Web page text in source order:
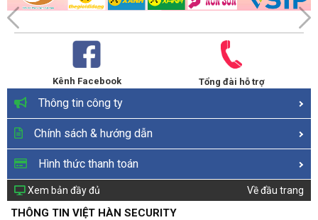
Kênh Facebook Tổng đài hỗ trợ
Thông tin công ty
Chính sách & hướng dẫn
Hình thức thanh toán
Xem bản đầy đủ Về đầu trang
THÔNG TIN VIỆT HÀN SECURITY